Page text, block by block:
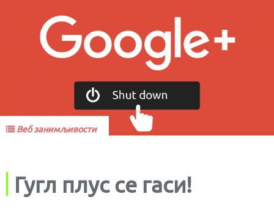
Веб занимљивости
Гугл плус се гаси!